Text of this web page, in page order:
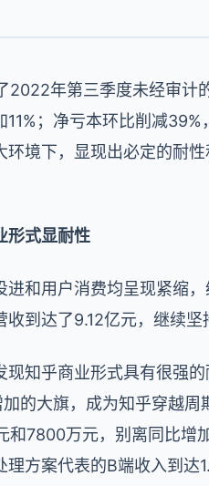
2022年第三季度未经审计
11%；净亏本环比削减
环境下，显现出必定的耐
形式显耐性
进和用户消费均呈现紧缩
到达了9.12亿元，继续坚
现知乎商业形式具有很强
的大旗，成为知乎穿越
和7800万元，别离同比增
理方案代表的B端收入到